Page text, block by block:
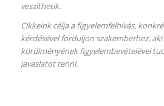
veszíthetik.
Cikkeink célja a figyelemfelhívás,
kérdésével forduljon szakemberhez, aki
körülményének figyelembevételével
javaslatot tenni.